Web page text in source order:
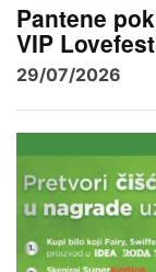
Pantene
VIP
29/07/2026